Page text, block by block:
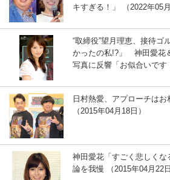
キすぎる！」 （2022年05月
“取締役”望月理恵、接待ゴ
かったの私!?」 神田愛花
写真に反響「お似合いです
日村熱愛、アプローチは
（2015年04月18日）
神田愛花「すごく悲しく
論を我慢 （2015年04月22日